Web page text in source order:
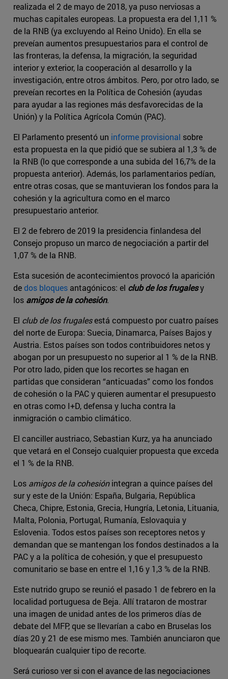
realizada el 2 de mayo de 2018, ya puso nerviosas a
muchas capitales europeas. La propuesta era del 1,11 %
de la RNB (ya excluyendo al Reino Unido). En ella se
preveían aumentos presupuestarios para el control de
las fronteras, la defensa, la migración, la seguridad
interior y exterior, la cooperación al desarrollo y la
investigación, entre otros ámbitos. Pero, por otro lado, se
preveían recortes en la Política de Cohesión (ayudas
para ayudar a las regiones más desfavorecidas de la
Unión) y la Política Agrícola Común (PAC).
El Parlamento presentó un informe provisional sobre
esta propuesta en la que pidió que se subiera al 1,3 % de
la RNB (lo que corresponde a una subida del 16,7% de la
propuesta anterior). Además, los parlamentarios pedían,
entre otras cosas, que se mantuvieran los fondos para la
cohesión y la agricultura como en el marco
presupuestario anterior.
El 2 de febrero de 2019 la presidencia finlandesa del
Consejo propuso un marco de negociación a partir del
1,07 % de la RNB.
Esta sucesión de acontecimientos provocó la aparición
dedos bloques antagónicos: el club de los frugalesy
los amigos de la cohesión.
El club de los frugalesestá compuesto por cuatro países
del norte de Europa: Suecia, Dinamarca, Países Bajos y
Austria. Estos países son todos contribuidores netos y
abogan por un presupuesto no superior al 1 % de la RNB.
Por otro lado, piden que los recortes se hagan en
partidas que consideran “anticuadas” como los fondos
de cohesión o la PAC y quieren aumentar el presupuesto
en otras como I+D, defensa y lucha contra la
inmigración o cambio climático.
El canciller austriaco, Sebastian Kurz, ya ha anunciado
que vetará en el Consejo cualquier propuesta que exceda
el 1 % de la RNB.
Los amigos de la cohesiónintegran a quince países del
sur y este de la Unión: España, Bulgaria, República
Checa, Chipre, Estonia, Grecia, Hungría, Letonia, Lituania,
Malta, Polonia, Portugal, Rumanía, Eslovaquia y
Eslovenia. Todos estos países son receptores netos y
demandan que se mantengan los fondos destinados a la
PAC y a la política de cohesión, y que el presupuesto
comunitario se base en entre el 1,16 y 1,3 % de la RNB.
Este nutrido grupo se reunió el pasado 1 de febrero en la
localidad portuguesa de Beja. Allí trataron de mostrar
una imagen de unidad antes de los primeros días de
debate del MFP, que se llevarían a cabo en Bruselas los
días 20 y 21 de ese mismo mes. También anunciaron que
bloquearán cualquier tipo de recorte.
Será curioso ver si con el avance de las negociaciones